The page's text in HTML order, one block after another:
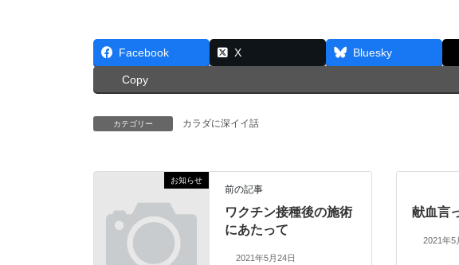
Facebook X Bluesky
Copy
カテゴリー カラダに深イイ話
お知らせ
前の記事
ワクチン接種後の施術
にあたって
2021年5月24日
献血言
2021年5